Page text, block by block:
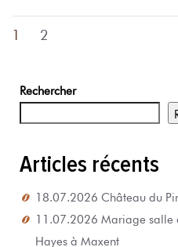
1 2
Rechercher
Articles récents
18.07.2026 Château du
11.07.2026 Mariage salle
Hayes à Maxent